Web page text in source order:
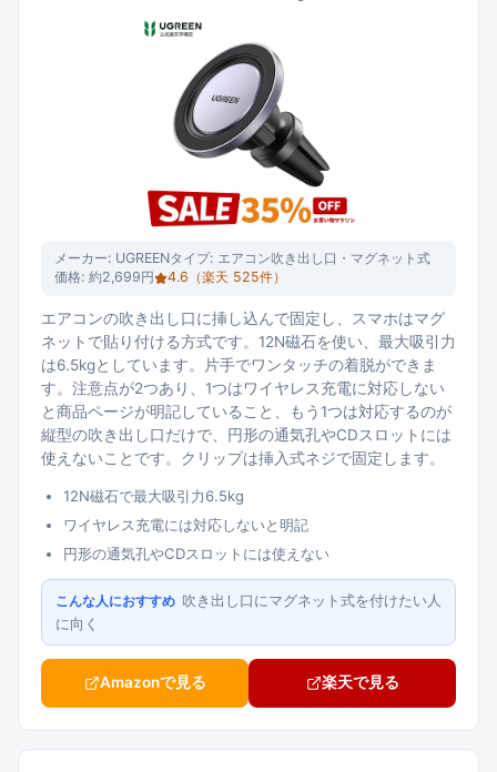
メーカー: UGREENタイプ: エアコン吹き出し口・マグネット式
価格: 約2,699円 4.6 （楽天 525件）
エアコンの吹き出し口に挿し込んで固定し、スマホはマグ
ネットで貼り付ける方式です。12N磁石を使い、最大吸引力
は6.5kgとしています。片手でワンタッチの着脱ができま
す。注意点が2つあり、1つはワイヤレス充電に対応しない
と商品ページが明記していること、もう1つは対応するのが
縦型の吹き出し口だけで、円形の通気孔やCDスロットには
使えないことです。クリップは挿入式ネジで固定します。
12N磁石で最大吸引力6.5kg
ワイヤレス充電には対応しないと明記
円形の通気孔やCDスロットには使えない
こんな人におすすめ 吹き出し口にマグネット式を付けたい人
に向く
Amazonで見る 楽天で見る